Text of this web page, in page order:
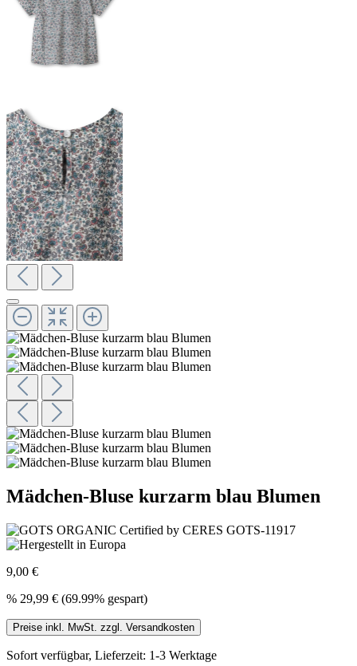
Mädchen-Bluse kurzarm blau Blumen
9,00 €
% 29,99 € (69.99% gespart)
Preise inkl. MwSt. zzgl. Versandkosten
Sofort verfügbar, Lieferzeit: 1-3 Werktage